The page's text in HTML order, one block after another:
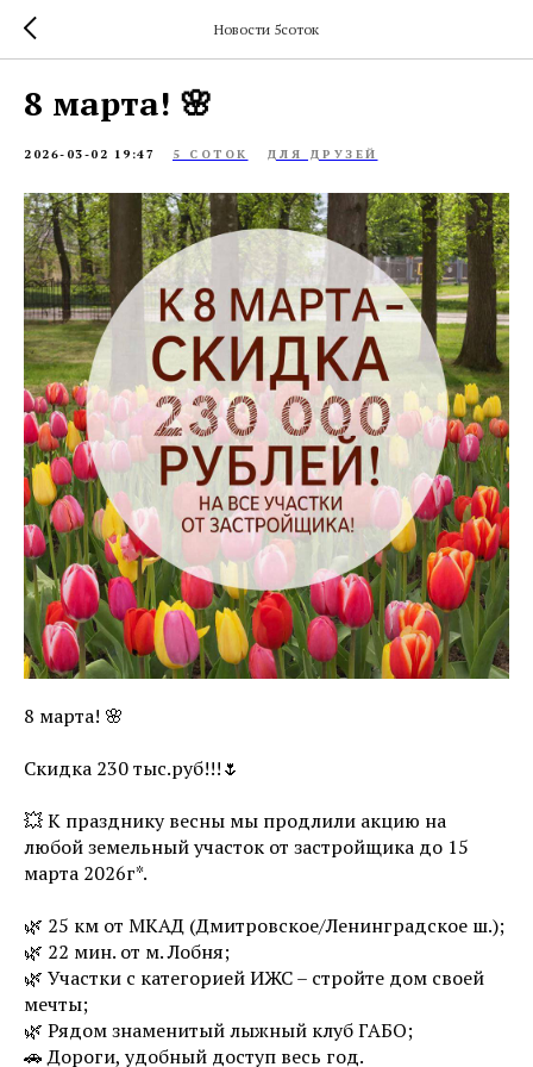
Новости 5соток
8 марта! 🌸
2026-03-02 19:47 5 СОТОК ДЛЯ ДРУЗЕЙ
8 марта! 🌸
Скидка 230 тыс.руб!!!🌷
💥 К празднику весны мы продлили акцию на
любой земельный участок от застройщика до 15
марта 2026г*.
🌿 25 км от МКАД (Дмитровское/Ленинградское ш.);
🌿 22 мин. от м. Лобня;
🌿 Участки с категорией ИЖС – стройте дом своей
мечты;
🌿 Рядом знаменитый лыжный клуб ГАБО;
🚗 Дороги, удобный доступ весь год.